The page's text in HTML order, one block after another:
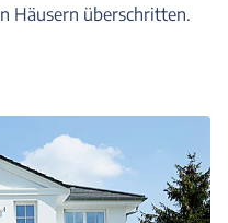
Häusern überschritten.